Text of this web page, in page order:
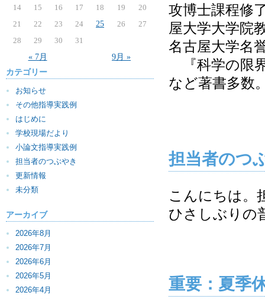
« 7月 9月 »
14
15 16 17 18 19
20
21
22 23 24 25 26
27
28
29 30 31
カテゴリー
お知らせ
その他指導実践例
はじめに
学校現場だより
小論文指導実践例
担当者のつぶやき
更新情報
未分類
アーカイブ
2026年8月
2026年7月
2026年6月
2026年5月
2026年4月
攻博士課程修
屋大学大学院
名古屋大学名
『科学の限
など著書多数
担当者のつ
こんにちは。
ひさしぶりの
重要：夏季